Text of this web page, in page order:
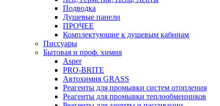
Подводка
Душевые панели
ПРОЧЕЕ
Комплектующие к душевым кабинам
Писсуары
Бытовая и проф. химия
Asper
PRO-BRITE
Автохимия GRASS
Реагенты для промывки систем отопления
Реагенты для промывки теплообменников